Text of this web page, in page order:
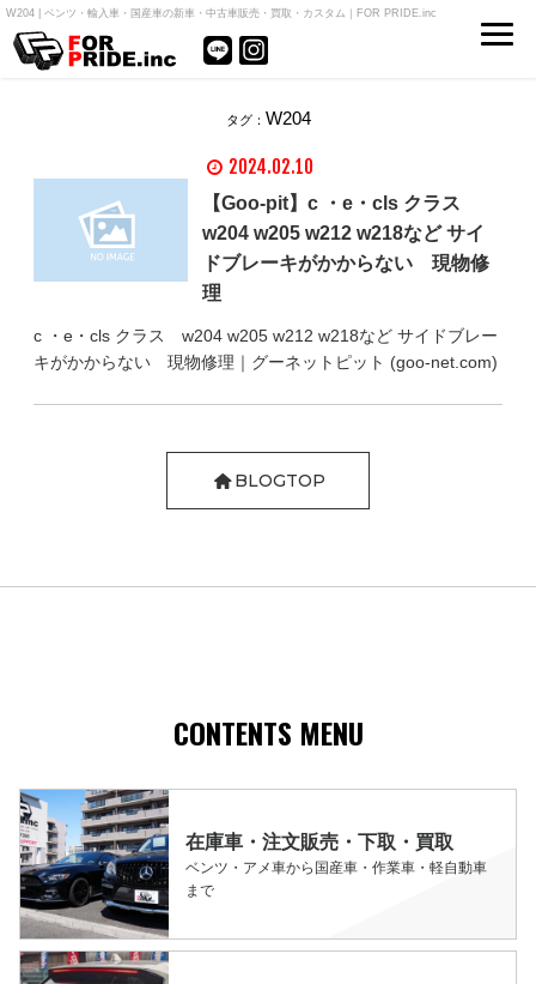
W204 | ベンツ・輸入車・国産車の新車・中古車販売・買取・カスタム｜FOR PRIDE.inc
タグ： W204
2024.02.10
【Goo-pit】c ・e・cls クラス
w204 w205 w212 w218など サイ
ドブレーキがかからない 現物修
理
c ・e・cls クラス w204 w205 w212 w218など サイドブレー
キがかからない 現物修理｜グーネットピット (goo-net.com)
BLOGTOP
CONTENTS MENU
在庫車・注文販売・下取・買取
ベンツ・アメ車から国産車・作業車・軽自動車
まで